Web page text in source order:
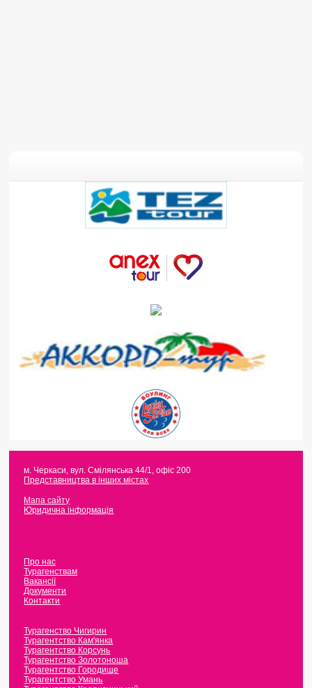
м. Черкаси,вул. Смілянська 44/1, офіс 200
Представництва в інших містах
Мапа сайту
Юридична інформація
Про нас
Турагенствам
Вакансії
Документи
Контакти
Турагенство Чигирин
Турагентство Кам'янка
Турагентство Корсунь
Турагентство Золотоноша
Турагентство Городище
Турагентство Умань